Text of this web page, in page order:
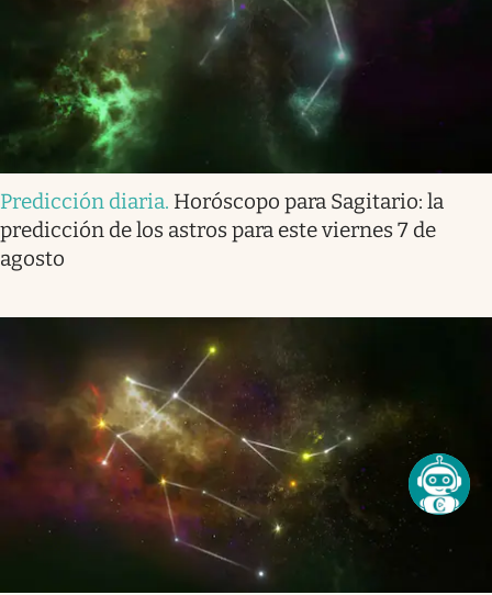
Predicción diaria. Horóscopo para Sagitario: la
predicción de los astros para este viernes 7 de
agosto